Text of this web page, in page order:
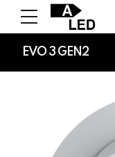
EVO 3 GEN2